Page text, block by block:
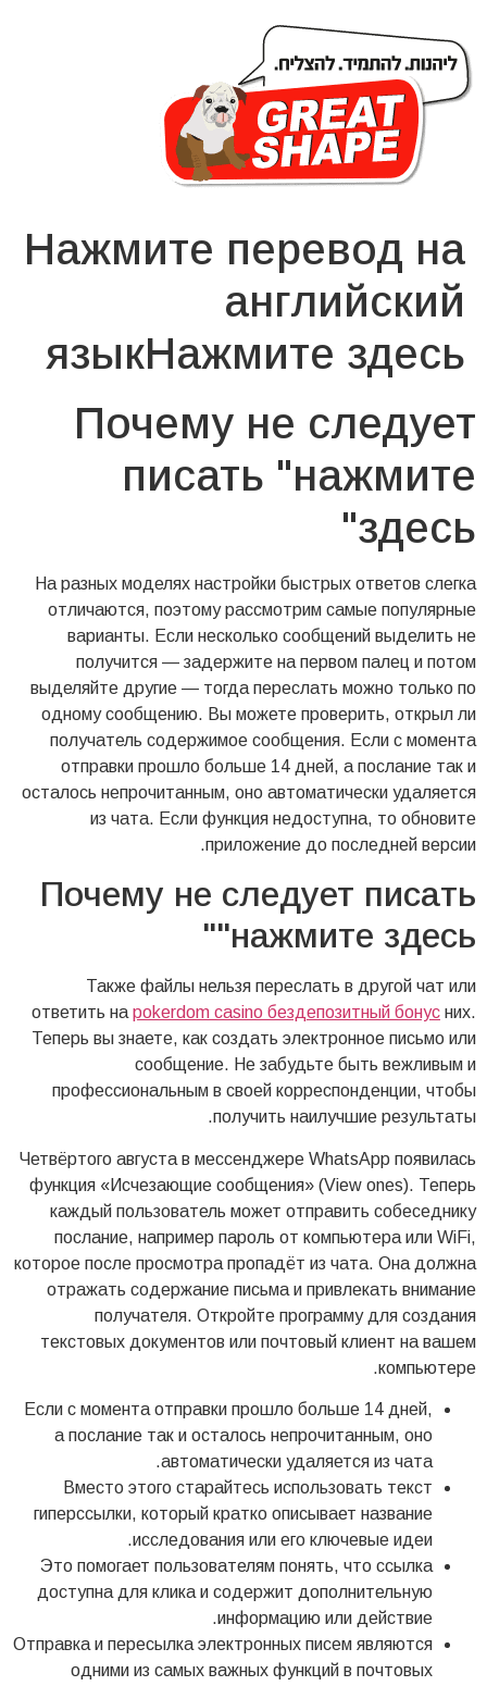
Нажмите перевод на
английский
языкНажмите здесь
Почему не следует
писать "нажмите
здесь"
На разных моделях настройки быстрых ответов слегка
отличаются, поэтому рассмотрим самые популярные
варианты. Если несколько сообщений выделить не
получится — задержите на первом палец и потом
выделяйте другие — тогда переслать можно только по
одному сообщению. Вы можете проверить, открыл ли
получатель содержимое сообщения. Если с момента
отправки прошло больше 14 дней, а послание так и
осталось непрочитанным, оно автоматически удаляется
из чата. Если функция недоступна, то обновите
приложение до последней версии.
Почему не следует писать
"нажмите здесь"
Также файлы нельзя переслать в другой чат или
ответить на pokerdom casino бездепозитный бонус них.
Теперь вы знаете, как создать электронное письмо или
сообщение. Не забудьте быть вежливым и
профессиональным в своей корреспонденции, чтобы
получить наилучшие результаты.
Четвёртого августа в мессенджере WhatsApp появилась
функция «Исчезающие сообщения» (View ones). Теперь
каждый пользователь может отправить собеседнику
послание, например пароль от компьютера или WiFi,
которое после просмотра пропадёт из чата. Она должна
отражать содержание письма и привлекать внимание
получателя. Откройте программу для создания
текстовых документов или почтовый клиент на вашем
компьютере.
Если с момента отправки прошло больше 14 дней,
а послание так и осталось непрочитанным, оно
автоматически удаляется из чата.
Вместо этого старайтесь использовать текст
гиперссылки, который кратко описывает название
исследования или его ключевые идеи.
Это помогает пользователям понять, что ссылка
доступна для клика и содержит дополнительную
информацию или действие.
Отправка и пересылка электронных писем являются
одними из самых важных функций в почтовых